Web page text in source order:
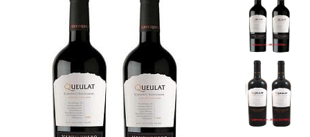
VANG TÂY BAN NHA
RƯỢU VANG MỸ
RƯỢU VANG NGỌT